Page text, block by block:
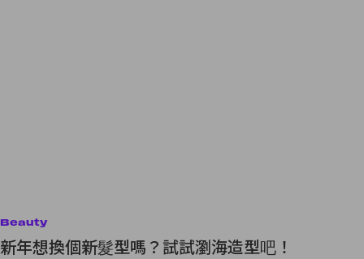
Beauty
新年想換個新髮型嗎？試試瀏海造型吧！